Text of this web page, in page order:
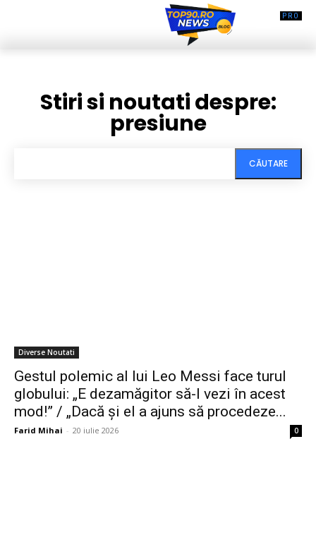
Stiri si noutati despre:
presiune
CĂUTARE
Diverse Noutati
Gestul polemic al lui Leo Messi face turul
globului: „E dezamăgitor să-l vezi în acest
mod!” / „Dacă și el a ajuns să procedeze...
Farid Mihai - 20 iulie 2026 0